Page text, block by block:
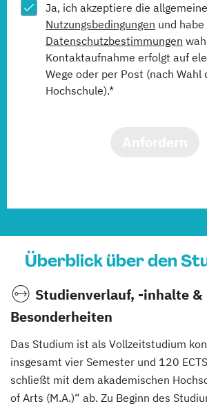
Ja, ich akzeptiere die
Nutzungsbedingungen und habe
Datenschutzbestimmungen
Kontaktaufnahme erfolgt auf
Wege oder per Post (nach Wahl
Hochschule).*
Überblick über den
Studienverlauf, -inhalte &
Besonderheiten
Das Studium ist als Vollzeitstudium
insgesamt vier Semester und 120
schließt mit dem akademischen
of Arts (M.A.)“ ab. Zu Beginn des